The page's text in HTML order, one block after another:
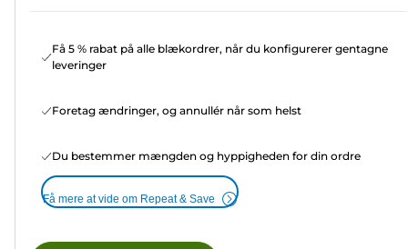
Få 5 % rabat på alle blækordrer, når du konfigurerer gentagne
leveringer
Foretag ændringer, og annullér når som helst
Du bestemmer mængden og hyppigheden for din ordre
Få mere at vide om Repeat & Save